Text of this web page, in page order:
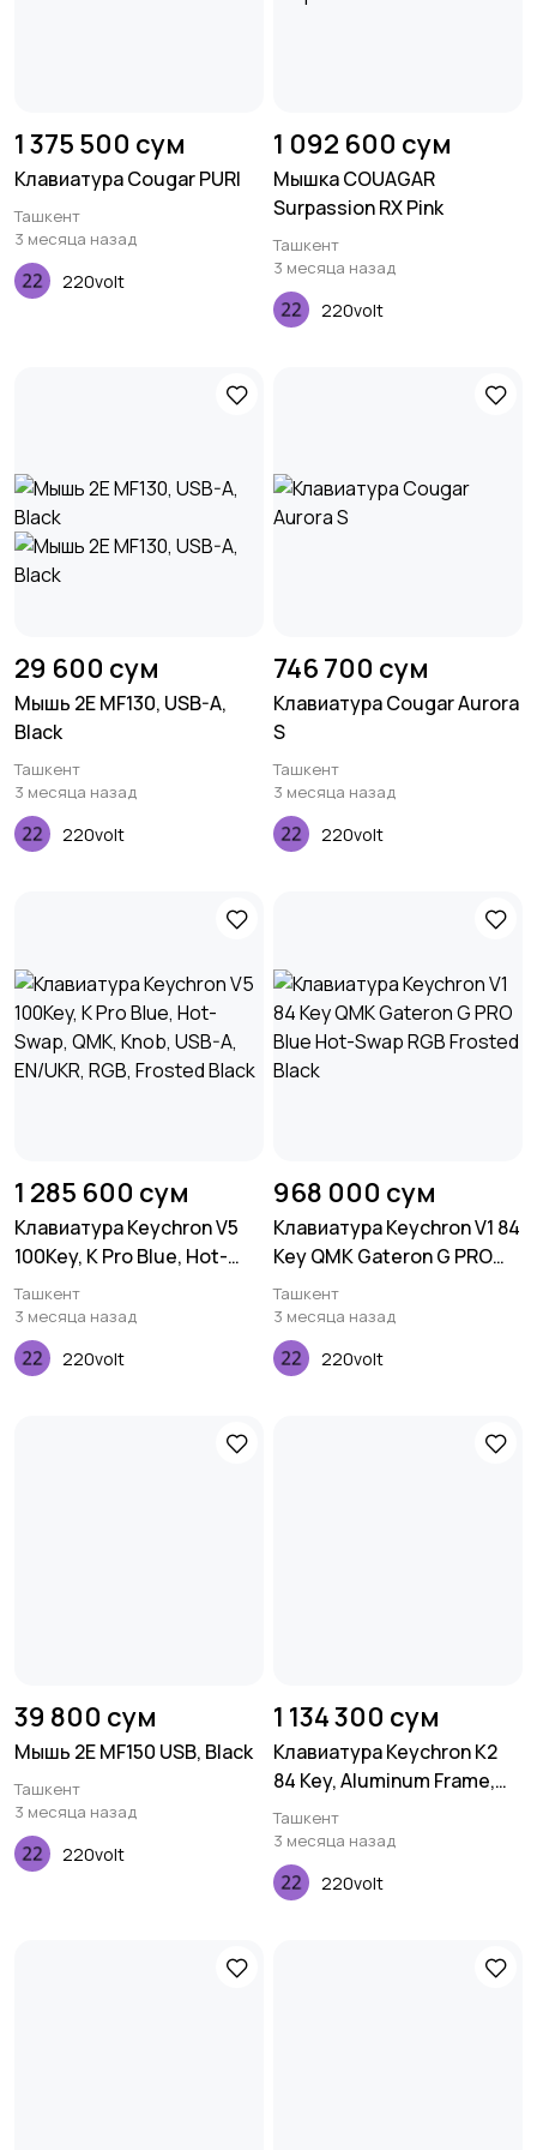
1 375 500 сум
Клавиатура Cougar PURI
Ташкент
3 месяца назад
220volt
1 092 600 сум
Мышка COUAGAR
Surpassion RX Pink
Ташкент
3 месяца назад
220volt
29 600 сум
Мышь 2E MF130, USB-A,
Black
Ташкент
3 месяца назад
220volt
746 700 сум
Клавиатура Cougar Aurora
S
Ташкент
3 месяца назад
220volt
1 285 600 сум
Клавиатура Keychron V5
100Key, K Pro Blue, Hot-
Swap, QMK, Knob, USB-A,
EN/UKR, RGB, Frosted Black
Ташкент
3 месяца назад
220volt
968 000 сум
Клавиатура Keychron V1 84
Key QMK Gateron G PRO
Blue Hot-Swap RGB
Frosted Black
Ташкент
3 месяца назад
220volt
39 800 сум
Мышь 2E MF150 USB, Black
Ташкент
3 месяца назад
220volt
1 134 300 сум
Клавиатура Keychron K2
84 Key, Aluminum Frame,
Hot-Swap, Gateron, RGB,
Red
Ташкент
3 месяца назад
220volt